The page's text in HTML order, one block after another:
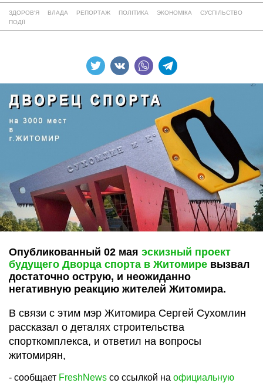
ЗДОРОВ'Я ВЛАДА РЕПОРТАЖ ПОЛІТИКА ЭКОНОМІКА
СУСПІЛЬСТВО
ПОДІЇ
Опубликованный 02 мая эскизный проект
будущего Дворца спорта в Житомире вызвал
достаточно острую, и неожиданно
негативную реакцию жителей Житомира.
В связи с этим мэр Житомира Сергей Сухомлин
рассказал о деталях строительства
спорткомплекса, и ответил на вопросы
житомирян,
- сообщает FreshNews со ссылкой на официальную